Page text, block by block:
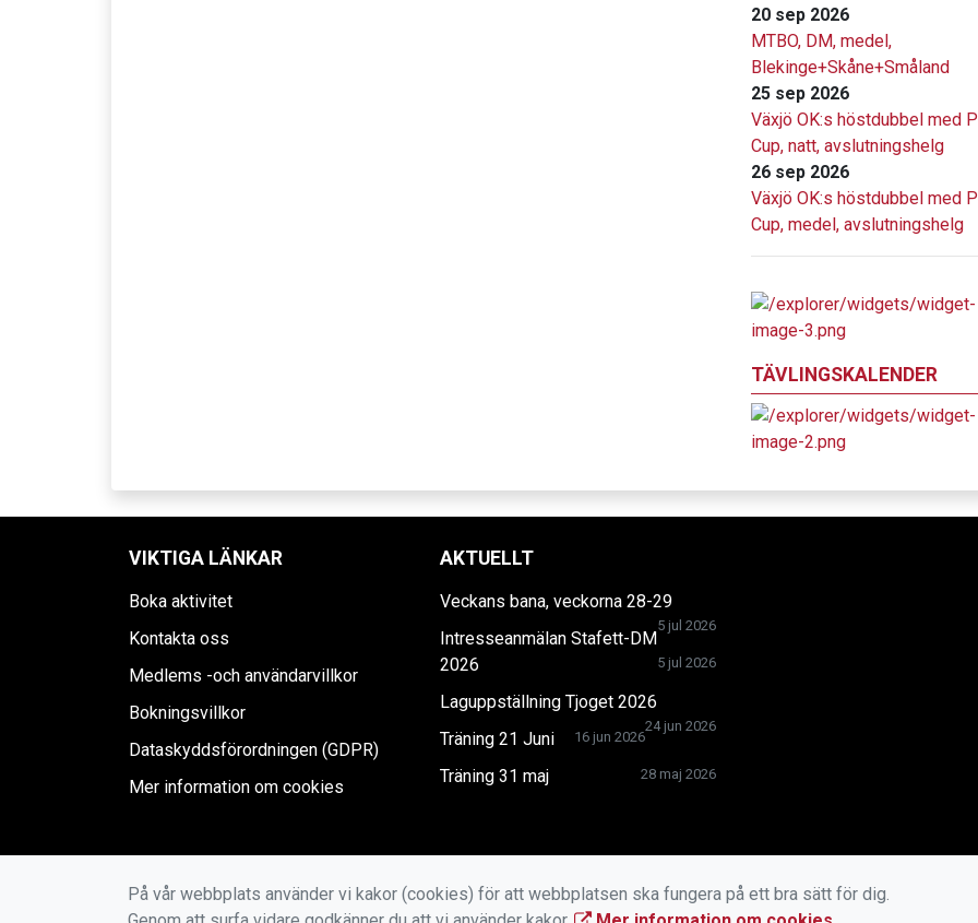
20 sep 2026
MTBO, DM, medel,
Blekinge+Skåne+Småland
25 sep 2026
Växjö OK:s höstdubbel med
Cup, natt, avslutningshelg
26 sep 2026
Växjö OK:s höstdubbel med
Cup, medel, avslutningshelg
TÄVLINGSKALENDER
VIKTIGA LÄNKAR
Boka aktivitet
Kontakta oss
Medlems -och användarvillkor
Bokningsvillkor
Dataskyddsförordningen (GDPR)
Mer information om cookies
AKTUELLT
Veckans bana, veckorna 28-29
5 jul 2026
Intresseanmälan Stafett-DM
2026
5 jul 2026
Laguppställning Tjoget 2026
24 jun 2026
Träning 21 Juni 16 jun 2026
Träning 31 maj 28 maj 2026
På vår webbplats använder vi kakor (cookies) för att webbplatsen ska fungera på ett bra sätt för dig.